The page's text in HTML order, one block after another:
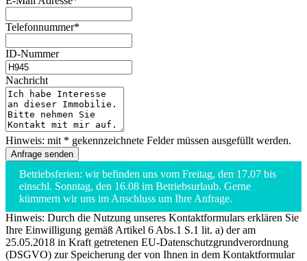
Telefonnummer*
ID-Nummer
Nachricht
Hinweis: mit * gekennzeichnete Felder müssen ausgefüllt werden.
Betriebsferien: wir befinden uns vom Freitag, den 17.07 bis
einschl. Sonntag, den 16.08 im Betriebsurlaub. Gerne
kümmern wir uns im Anschluss um Ihre Anfrage.
Hinweis: Durch die Nutzung unseres Kontaktformulars erklären Sie
Ihre Einwilligung gemäß Artikel 6 Abs.1 S.1 lit. a) der am
25.05.2018 in Kraft getretenen EU-Datenschutzgrundverordnung
(DSGVO) zur Speicherung der von Ihnen in dem Kontaktformular